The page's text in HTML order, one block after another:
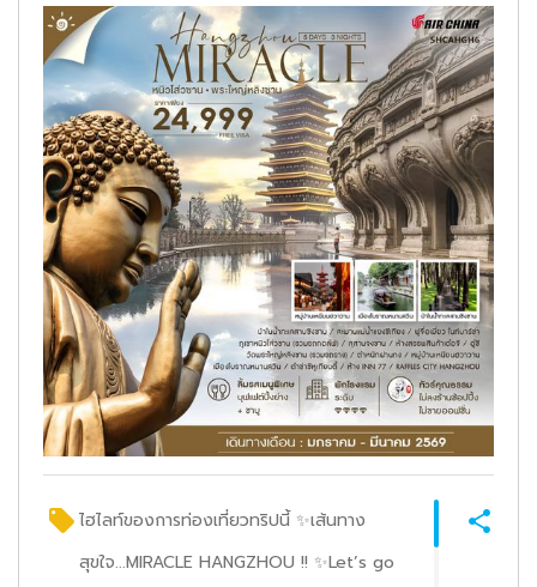
ไฮไลท์ของการท่องเที่ยวทริปนี้ ✨เส้นทาง
สุขใจ...MIRACLE HANGZHOU !! ✨Let’s go